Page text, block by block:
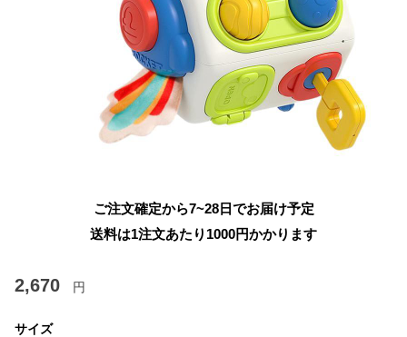
ご注文確定から7~28日でお届け予定
送料は1注文あたり 1000円かかります
2,670 円
サイズ